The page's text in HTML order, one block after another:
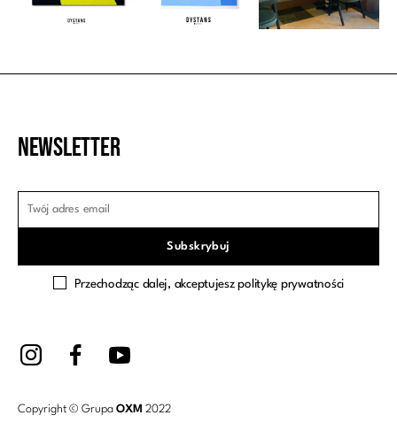
Newsletter
Przechodząc dalej, akceptujesz politykę prywatności
Copyright © Grupa OXM 2022